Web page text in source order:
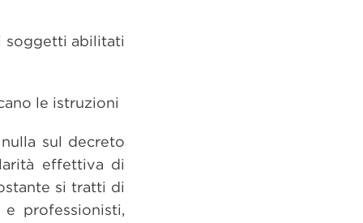
soggetti abilitati
le istruzioni
sul decreto
effettiva di
si tratti di
professionisti,